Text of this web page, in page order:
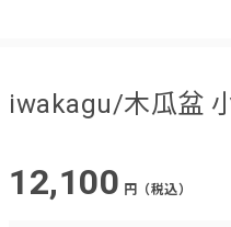
iwakagu/木瓜盆
12,100 円（税込）